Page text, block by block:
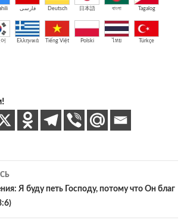
فارسی Deutsch 日本語 বাংলা Tagalog
Ελληνικά Tiếng Việt Polski ไทย Türkçe
Я буду петь Господу, потому что Он благ